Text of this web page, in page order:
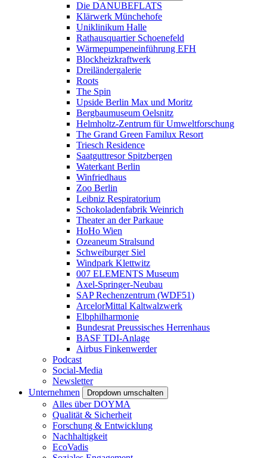
Die DANUBEFLATS
Klärwerk Münchehofe
Uniklinikum Halle
Rathausquartier Schoenefeld
Wärmepumpeneinführung EFH
Blockheizkraftwerk
Dreiländergalerie
Roots
The Spin
Upside Berlin Max und Moritz
Bergbaumuseum Oelsnitz
Helmholtz-Zentrum für Umweltforschung
The Grand Green Familux Resort
Triesch Residence
Saatguttresor Spitzbergen
Waterkant Berlin
Winfriedhaus
Zoo Berlin
Leibniz Respiratorium
Schokoladenfabrik Weinrich
Theater an der Parkaue
HoHo Wien
Ozeaneum Stralsund
Schweiburger Siel
Windpark Klettwitz
007 ELEMENTS Museum
Axel-Springer-Neubau
SAP Rechenzentrum (WDF51)
ArcelorMittal Kaltwalzwerk
Elbphilharmonie
Bundesrat Preussisches Herrenhaus
BASF TDI-Anlage
Airbus Finkenwerder
Podcast
Social-Media
Newsletter
Unternehmen
Dropdown umschalten
Alles über DOYMA
Qualität & Sicherheit
Forschung & Entwicklung
Nachhaltigkeit
EcoVadis